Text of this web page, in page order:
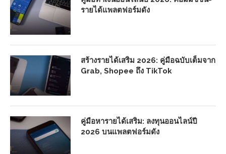
รายได้แพลตฟอร์มดัง
สร้างรายได้เสริม 2026: คู่มือฉบับเต็มจาก
Grab, Shopee ถึง TikTok
คู่มือหารายได้เสริม: ลงทุนออนไลน์ปี
2026 บนแพลตฟอร์มดัง